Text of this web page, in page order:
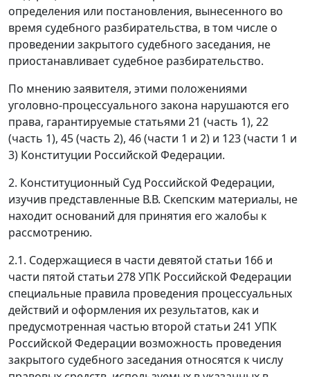
определения или постановления, вынесенного во
время судебного разбирательства, в том числе о
проведении закрытого судебного заседания, не
приостанавливает судебное разбирательство.
По мнению заявителя, этими положениями
уголовно-процессуального закона нарушаются его
права, гарантируемые статьями 21 (часть 1), 22
(часть 1), 45 (часть 2), 46 (части 1 и 2) и 123 (части 1 и
3) Конституции Российской Федерации.
2. Конституционный Суд Российской Федерации,
изучив представленные В.В. Скепским материалы, не
находит оснований для принятия его жалобы к
рассмотрению.
2.1. Содержащиеся в части девятой статьи 166 и
части пятой статьи 278УПК Российской Федерации
специальные правила проведения процессуальных
действий и оформления их результатов, как и
предусмотренная частью второй статьи 241 УПК
Российской Федерации возможность проведения
закрытого судебного заседания относятся к числу